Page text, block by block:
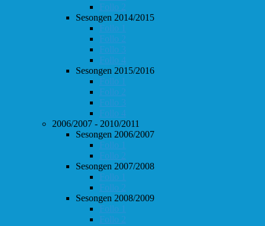
Follo 2
Sesongen 2014/2015
Follo 1
Follo 2
Follo 3
Follo 4
Sesongen 2015/2016
Follo 1
Follo 2
Follo 3
Follo 4
2006/2007 - 2010/2011
Sesongen 2006/2007
Follo 1
Follo 2
Sesongen 2007/2008
Follo 1
Follo 2
Sesongen 2008/2009
Follo 1
Follo 2